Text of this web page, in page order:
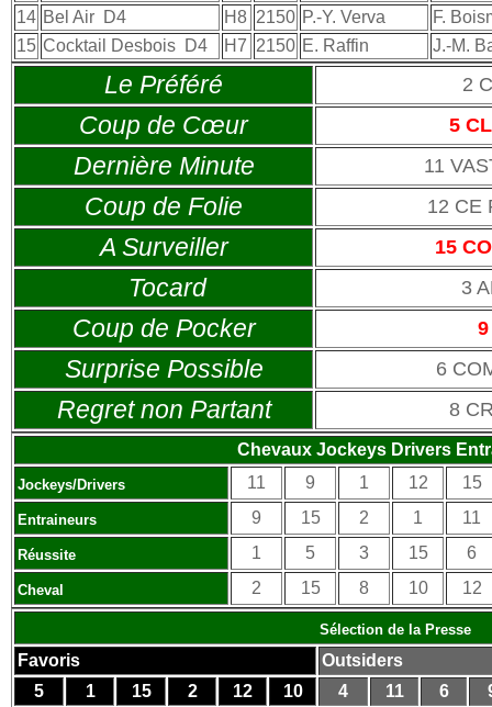
14 Bel Air D4 H8 2150 P.-Y. Verva
F.
15 Cocktail Desbois D4 H7 2150 E. Raffin J.-M.
Le Préféré 2
Coup de Cœur 5
Dernière Minute 11
Coup de Folie 12 CE
A Surveiller 15
Tocard 3
Coup de Pocker
Surprise Possible 6
Regret non Partant 8
Chevaux Jockeys Drivers
Jockeys/Drivers 11 9 1 12 15
Entraineurs 9 15 2 1 11
Réussite 1 5 3 15 6
Cheval 2 15 8 10 12
Sélection de la Presse
Favoris
Outsiders
5
1 15 2 12 10 4 11 6